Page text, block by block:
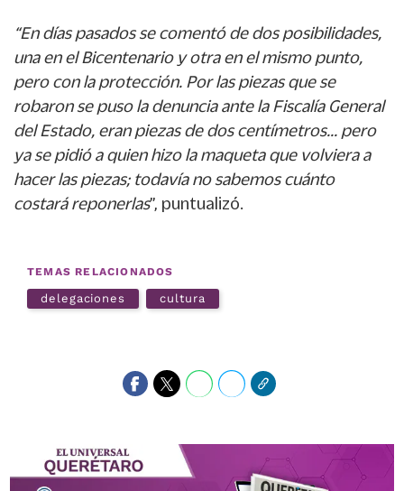
“En días pasados se comentó de dos posibilidades,
una en el Bicentenario y otra en el mismo punto,
pero con la protección. Por las piezas que se
robaron se puso la denuncia ante la Fiscalía General
del Estado, eran piezas de dos centímetros... pero
ya se pidió a quien hizo la maqueta que volviera a
hacer las piezas; todavía no sabemos cuánto
costará reponerlas”, puntualizó.
TEMAS RELACIONADOS
delegaciones cultura